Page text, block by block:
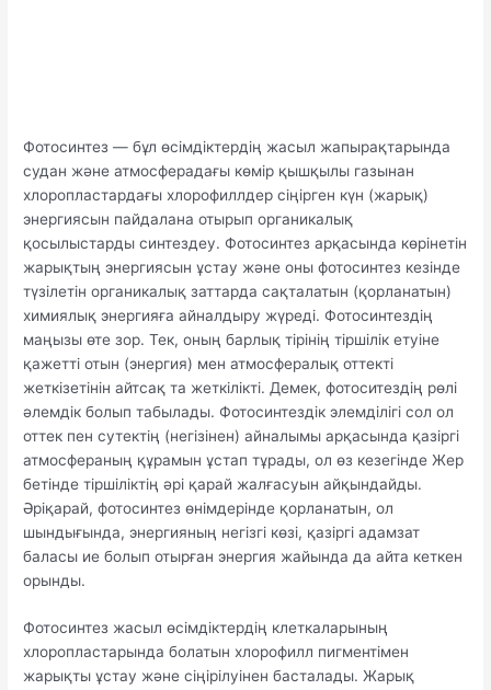
Фотосинтез — бұл өсімдіктердің жасыл жапырақтарында
судан және атмосферадағы көмір қышқылы газынан
хлоропластардағы хлорофиллдер сіңірген күн (жарық)
энергиясын пайдалана отырып органикалық
қосылыстарды синтездеу. Фотосинтез арқасында көрінетін
жарықтың энергиясын ұстау және оны фотосинтез кезінде
түзілетін органикалық заттарда сақталатын (қорланатын)
химиялық энергияға айналдыру жүреді. Фотосинтездің
маңызы өте зор. Тек, оның барлық тірінің тіршілік етуіне
қажетті отын (энергия) мен атмосфералық оттекті
жеткізетінін айтсақ та жеткілікті. Демек, фотоситездің рөлі
әлемдік болып табылады. Фотосинтездік элемділігі сол ол
оттек пен сутектің (негізінен) айналымы арқасында қазіргі
атмосфераның құрамын ұстап тұрады, ол өз кезегінде Жер
бетінде тіршіліктің әрі қарай жалғасуын айқындайды.
Әріқарай, фотосинтез өнімдерінде қорланатын, ол
шындығында, энергияның негізгі көзі, қазіргі адамзат
баласы ие болып отырған энергия жайында да айта кеткен
орынды.
Фотосинтез жасыл өсімдіктердің клеткаларының
хлоропластарында болатын хлорофилл пигментімен
жарықты ұстау және сіңірілуінен басталады. Жарық